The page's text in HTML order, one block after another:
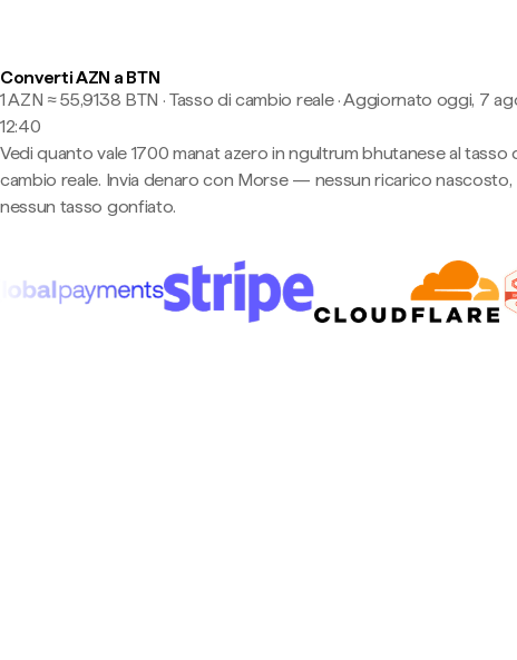
Converti AZN a BTN
1 AZN ≈ 55,9138 BTN · Tasso di cambio reale·Aggiornato oggi, 7
12:40
Vedi quanto vale 1700 manat azero in ngultrum bhutanese al tasso
cambio reale. Invia denaro con Morse — nessun ricarico nascosto,
nessun tasso gonfiato.